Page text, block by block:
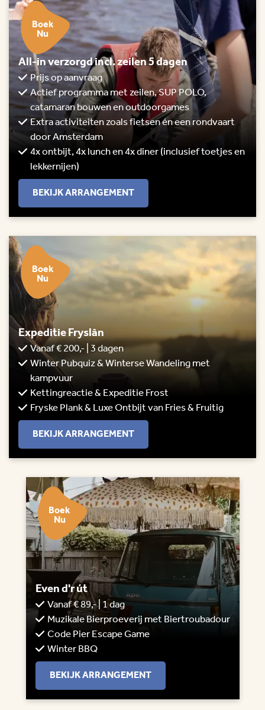
Boek
Nu
All-in verzorgd incl. zeilen 5 dagen
Prijs op aanvraag
Actief programma met zeilen, SUP POLO,
catamaran bouwen en outdoorgames
Extra activiteiten zoals fietsen én een rondvaart
door Amsterdam
4x ontbijt, 4x lunch en 4x diner (inclusief toetjes en
lekkernijen)
BEKIJK ARRANGEMENT
Boek
Nu
Expeditie Fryslân
Vanaf € 200,- | 3 dagen
Winter Pubquiz & Winterse Wandeling met
kampvuur
Kettingreactie & Expeditie Frost
Fryske Plank & Luxe Ontbijt van Fries & Fruitig
BEKIJK ARRANGEMENT
Boek
Nu
Even d'r út
Vanaf € 89,- | 1 dag
Muzikale Bierproeverij met Biertroubadour
Code Pier Escape Game
Winter BBQ
BEKIJK ARRANGEMENT